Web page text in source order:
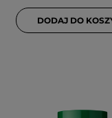
DODAJ DO